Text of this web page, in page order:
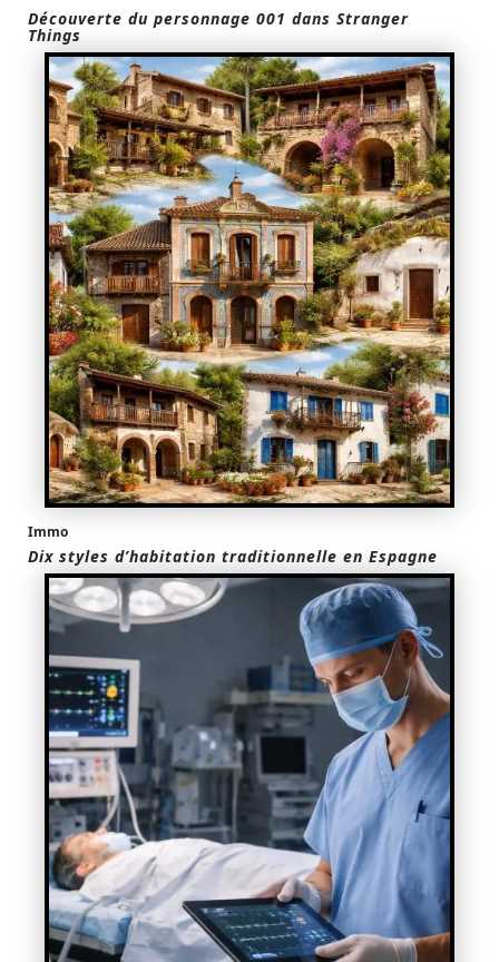
Découverte du personnage 001 dans Stranger
Things
Immo
Dix styles d’habitation traditionnelle en Espagne